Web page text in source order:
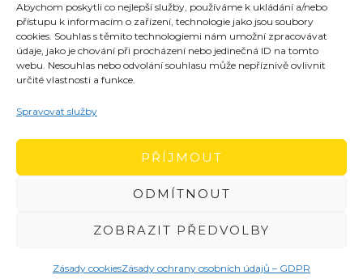
Abychom poskytli co nejlepší služby, používáme k ukládání a/nebo
přístupu k informacím o zařízení, technologie jako jsou soubory
cookies. Souhlas s těmito technologiemi nám umožní zpracovávat
údaje, jako je chování při procházení nebo jedinečná ID na tomto
webu. Nesouhlas nebo odvolání souhlasu může nepříznivě ovlivnit
určité vlastnosti a funkce.
Spravovat služby
PŘÍJMOUT
ODMÍTNOUT
ZOBRAZIT PŘEDVOLBY
Zásady cookiesZásady ochrany osobních údajů – GDPR
O nás
Projekty
Členství
Kontakt